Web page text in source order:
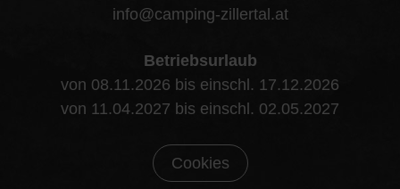
info@camping-zillertal.at
Betriebsurlaub
von 08.11.2026 bis einschl. 17.12.2026
von 11.04.2027 bis einschl. 02.05.2027
Cookies